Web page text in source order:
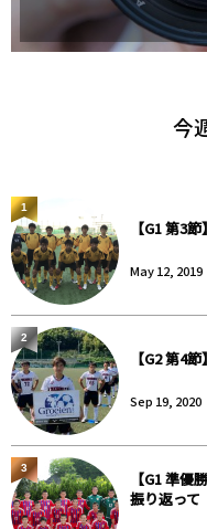
今
【G1 第3
May 12, 2019
1
【G2 第4
Sep 19, 2020
2
【G1 準
振り返って
3